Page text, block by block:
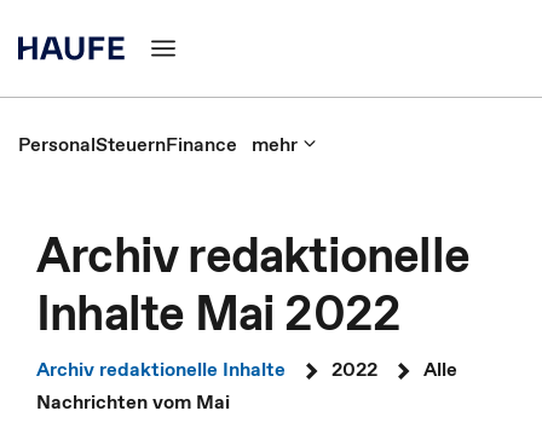
PersonalSteuernFinance mehr
Archiv redaktionelle
Inhalte Mai 2022
Archiv redaktionelle Inhalte 2022
Alle
Nachrichten vom Mai